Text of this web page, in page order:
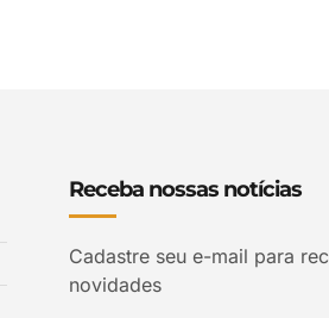
Receba nossas notícias
Cadastre seu e-mail para
novidades